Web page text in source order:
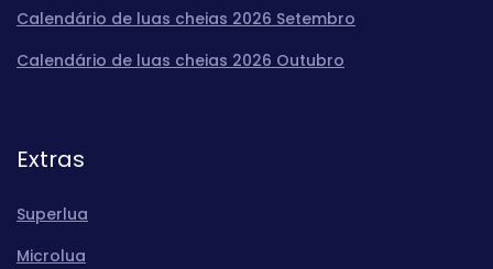
Calendário de luas cheias 2026 Setembro
Calendário de luas cheias 2026 Outubro
Extras
Superlua
Microlua